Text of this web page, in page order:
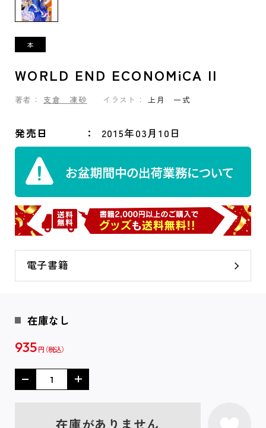
WORLD END ECONOMiCA II
著者： 支倉 凍砂 イラスト： 上月 一式
発売日 2015年03月10日
電子書籍
在庫なし
935 円
在庫がありません